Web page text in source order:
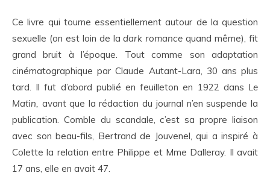
Ce livre qui tourne essentiellement autour de la question
sexuelle (on est loin de ladark romance quand même), fit
grand bruit à l’époque. Tout comme son adaptation
cinématographique par Claude Autant-Lara, 30 ans plus
tard. Il fut d’abord publié en feuilleton en 1922 dans Le
Matin, avant que la rédaction du journal n’en suspende la
publication. Comble du scandale, c’est sa propre liaison
avec son beau-fils, Bertrand de Jouvenel, qui a inspiré à
Colette la relation entre Philippe et Mme Dalleray. Il avait
17 ans, elle en avait 47.